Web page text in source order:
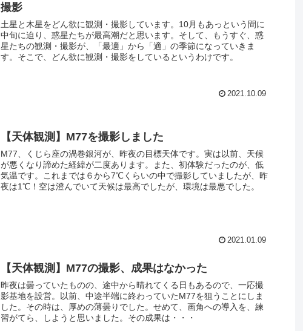
撮影
土星と木星をどん欲に観測・撮影しています。10月もあっという間に
中旬に迫り、惑星たちが最高潮だと思います。そして、もうすぐ、惑
星たちの観測・撮影が、「最適」から「適」の季節になっていきま
す。そこで、どん欲に観測・撮影をしているというわけです。
2021.10.09
【天体観測】M77を撮影しました
M77、くじら座の渦巻銀河が、昨夜の目標天体です。実は以前、天候
が悪くなり諦めた経緯が二度あります。また、初体験だったのが、低
気温です。これまでは６から7℃くらいの中で撮影していましたが、昨
夜は1℃！空は澄んでいて天候は最高でしたが、環境は最悪でした。
2021.01.09
【天体観測】M77の撮影、成果はなかった
昨夜は曇っていたものの、途中から晴れてくる日もあるので、一応撮
影基地を設営。以前、中途半端に終わっていたM77を狙うことにしま
した。その時は、厚めの薄曇りでした。せめて、画角への導入を、練
習がてら、しようと思いました。その成果は・・・